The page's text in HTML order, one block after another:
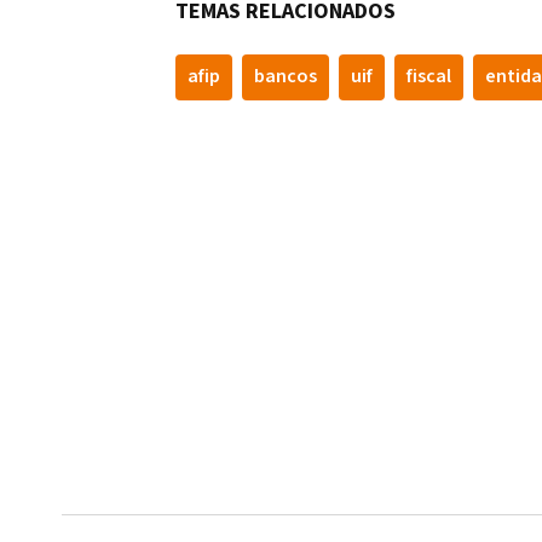
TEMAS RELACIONADOS
afip bancos uif fiscal